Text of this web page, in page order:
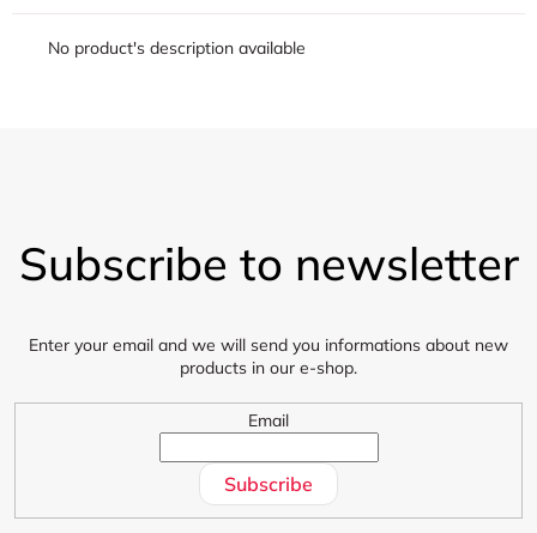
No product's description available
Subscribe to newsletter
Enter your email and we will send you informations about new
products in our e-shop.
Email
Subscribe